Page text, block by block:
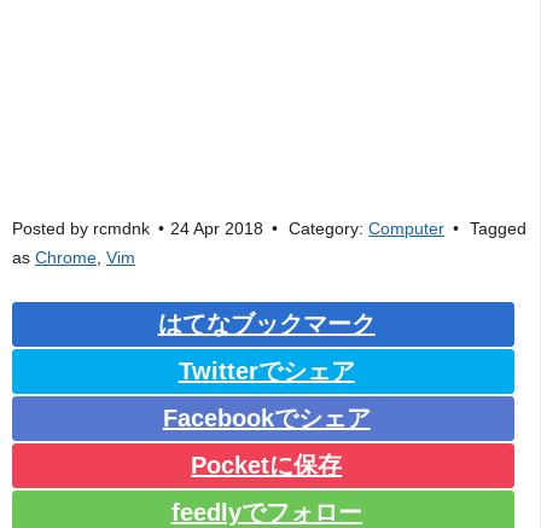
Posted by rcmdnk 24 Apr 2018 Category:Computer
Tagged
as Chrome, Vim
はてなブックマーク
Twitterでシェア
Facebookでシェア
Pocketに保存
feedlyでフォロー